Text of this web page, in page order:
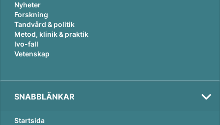
Nyheter
Forskning
Tandvård & politik
Metod, klinik & praktik
Ivo-fall
Vetenskap
SNABBLÄNKAR
Startsida